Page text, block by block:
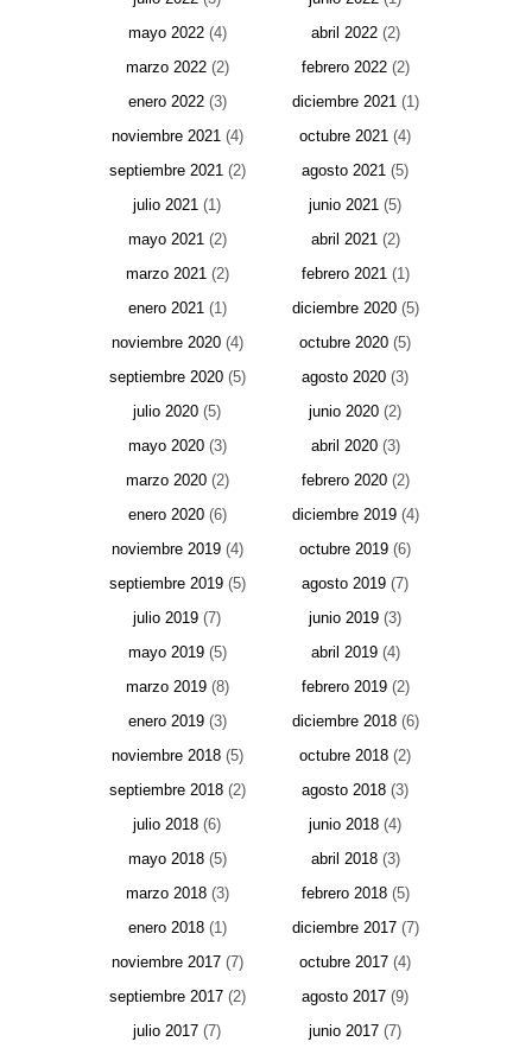
mayo 2022(4) abril 2022(2)
marzo 2022(2) febrero 2022(2)
enero 2022(3) diciembre 2021(1)
noviembre 2021(4) octubre 2021 (4)
septiembre 2021(2) agosto 2021 (5)
julio 2021 (1) junio 2021 (5)
mayo 2021(2) abril 2021(2)
marzo 2021(2) febrero 2021(1)
enero 2021(1) diciembre 2020(5)
noviembre 2020(4) octubre 2020 (5)
septiembre 2020(5) agosto 2020 (3)
julio 2020 (5) junio 2020 (2)
mayo 2020(3) abril 2020(3)
marzo 2020(2) febrero 2020(2)
enero 2020(6) diciembre 2019(4)
noviembre 2019(4) octubre 2019 (6)
septiembre 2019(5) agosto 2019 (7)
julio 2019 (7) junio 2019 (3)
mayo 2019(5) abril 2019(4)
marzo 2019(8) febrero 2019(2)
enero 2019(3) diciembre 2018(6)
noviembre 2018(5) octubre 2018 (2)
septiembre 2018(2) agosto 2018 (3)
julio 2018 (6) junio 2018 (4)
mayo 2018(5) abril 2018(3)
marzo 2018(3) febrero 2018(5)
enero 2018(1) diciembre 2017(7)
noviembre 2017(7) octubre 2017 (4)
septiembre 2017(2) agosto 2017 (9)
julio 2017 (7) junio 2017 (7)